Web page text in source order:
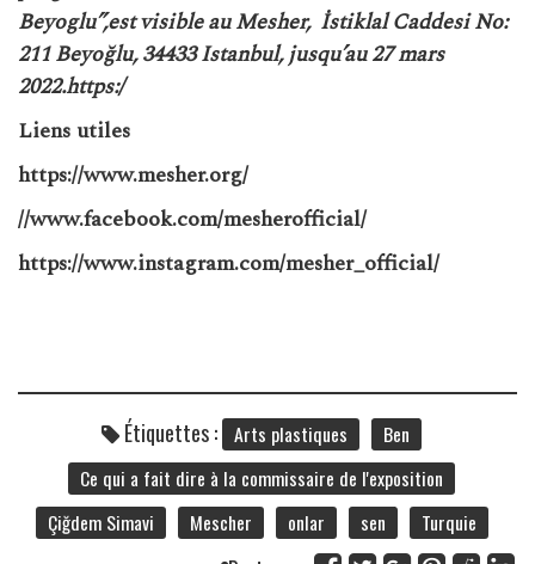
Beyoglu”,est visible au Mesher, İstiklal Caddesi No:
211 Beyoğlu, 34433 Istanbul, jusqu’au 27 mars
2022.https:/
Liens utiles
https://www.mesher.org/
//www.facebook.com/mesherofficial/
https://www.instagram.com/mesher_official/
Étiquettes : Arts plastiques
Ben
Ce qui a fait dire à la commissaire de l'exposition
Çiğdem Simavi
Mescher onlar sen Turquie